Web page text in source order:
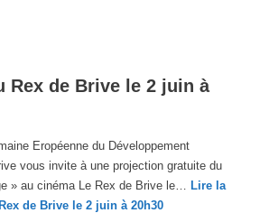
Rex de Brive le 2 juin à
Eropéenne du Développement
vous invite à une projection gratuite du
» au cinéma Le Rex de Brive le… Lire la
de Brive le 2 juin à 20h30